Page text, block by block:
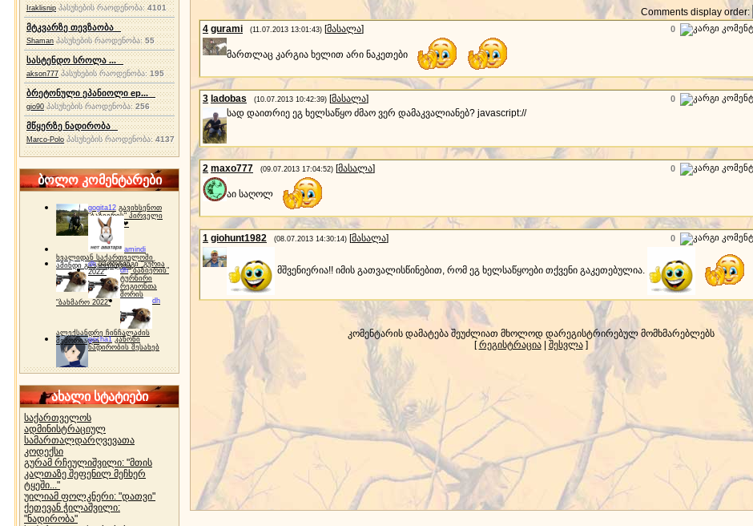
Iraklisnip პასუხების რაოდენობა: 4101
მტკვარზე თევზაობა
Shaman პასუხების რაოდენობა:55
სასტენდო სროლა ...
akson777 პასუხების რაოდენობა:195
ბრეტონული ეპანიოლი ep...
gio90 პასუხების რაოდენობა:256
მწყერზე ნადირობა
Marco-Polo პასუხების რაოდენობა:4137
ბოლო კომენტარები
gogita12 გავიხსენოთ
"ბაზიერის" პირველი
ტურნირი ❤
amindi
ხვალიდან საქართველოში
ამინდი გაუარესდება
dh სპორტინგი "გურია
2022"
dh "ბაზიერის"
ტურნირი
რეგიონთა
შორის
"ბახმარო 2022"
dh
ალექსანდრე ჩინჩალაძის
მემორიალიgocha1 კანონი
ნადირობის შესახებ
ახალი სტატიები
საქართველოს
ადმინისტრაციულ
სამართალდარღვევათა
კოდექსი
გურამ რჩეულიშვილი: "მთის
კალთაზე შეფენილ მეჩხერ
ტყეში..."
უილიამ ფოლკნერი: "დათვი"
ქეთევან ჭილაშვილი:
"ნადირობა"
Comments display order:
0
4 gurami (11.07.2013 13:01:43) [მასალა]
მართლაც კარგია ხელით არი ნაკეთები
0
3 ladobas (10.07.2013 10:42:39) [მასალა]
სად დაითრიე ეგ ხელსაწყო ძმაო ვერ დამაკვალიანებ? javascript://
0
2 maxo777 (09.07.2013 17:04:52) [მასალა]
აი საღოლ
0
1 giohunt1982 (08.07.2013 14:30:14) [მასალა]
მშვენიერია!! იმის გათვალისწინებით, რომ ეგ ხელსაწყოები თქვენი გაკეთებულია.
კომენტარის დამატება შეუძლიათ მხოლოდ დარეგისტრირებულ მომხმარებლებს
[რეგისტრაცია| შესვლა]